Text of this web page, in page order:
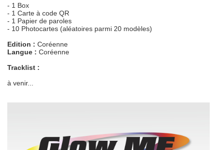
- 1 Box
- 1 Carte à code QR
- 1 Papier de paroles
- 10 Photocartes (aléatoires parmi 20 modèles)
Edition : Coréenne
Langue : Coréenne
Tracklist :
à venir...